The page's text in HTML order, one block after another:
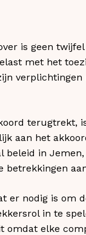
is geen
met het
verplichtingen
terugtrekt,
aan het
in Jemen,
nodig is om
in te
elke